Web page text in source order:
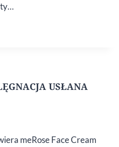
USŁANA
meRose Face Cream